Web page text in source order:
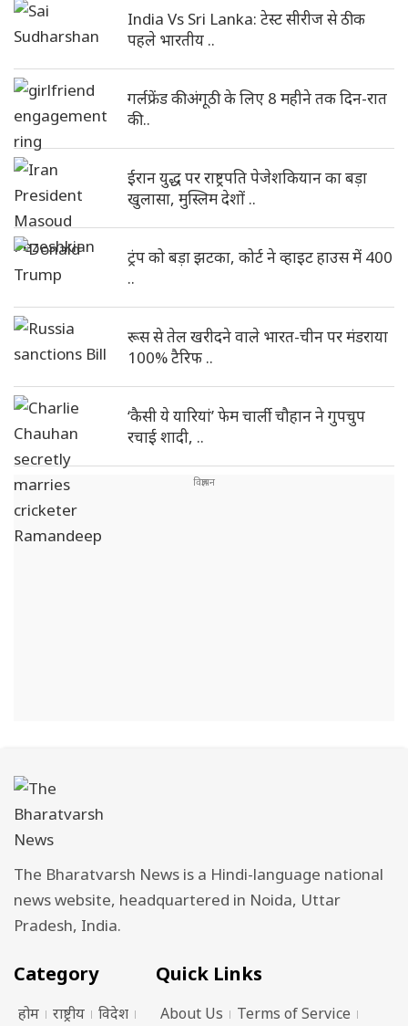
India Vs Sri Lanka: टेस्ट सीरीज से ठीक
पहले भारतीय ..
गर्लफ्रेंड की अंगूठी के लिए 8 महीने तक दिन-रात
की ..
ईरान युद्ध पर राष्ट्रपति पेजेशकियान का बड़ा
खुलासा, मुस्लिम देशों ..
ट्रंप को बड़ा झटका, कोर्ट ने व्हाइट हाउस में 400
..
रूस से तेल खरीदने वाले भारत-चीन पर मंडराया
100% टैरिफ ..
‘कैसी ये यारियां’ फेम चार्ली चौहान ने गुपचुप
रचाई शादी, ..
The Bharatvarsh News is a Hindi-language national
news website, headquartered in Noida, Uttar
Pradesh, India.
Category
होम राष्ट्रीय विदेश
Quick Links
About Us Terms of Service